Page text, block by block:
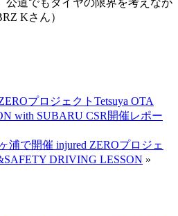
Kさん）
プロジェクトTetsuya OTA
with SUBARU CSR開催レポー
浦で開催 injured ZEROプロジェ
DRIVING LESSON »